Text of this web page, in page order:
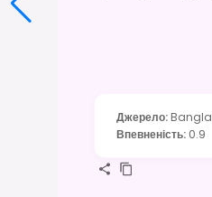
Джерело:
Впевненість: 0.9